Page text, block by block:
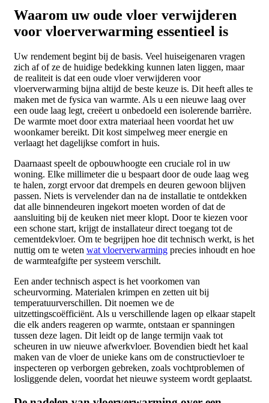
Waarom uw oude vloer verwijderen
voor vloerverwarming essentieel is
Uw rendement begint bij de basis. Veel huiseigenaren vragen
zich af of ze de huidige bedekking kunnen laten liggen, maar
de realiteit is dat een oude vloer verwijderen voor
vloerverwarming bijna altijd de beste keuze is. Dit heeft alles te
maken met de fysica van warmte. Als u een nieuwe laag over
een oude laag legt, creëert u onbedoeld een isolerende barrière.
De warmte moet door extra materiaal heen voordat het uw
woonkamer bereikt. Dit kost simpelweg meer energie en
verlaagt het dagelijkse comfort in huis.
Daarnaast speelt de opbouwhoogte een cruciale rol in uw
woning. Elke millimeter die u bespaart door de oude laag weg
te halen, zorgt ervoor dat drempels en deuren gewoon blijven
passen. Niets is vervelender dan na de installatie te ontdekken
dat alle binnendeuren ingekort moeten worden of dat de
aansluiting bij de keuken niet meer klopt. Door te kiezen voor
een schone start, krijgt de installateur direct toegang tot de
cementdekvloer. Om te begrijpen hoe dit technisch werkt, is het
nuttig om te weten wat vloerverwarming precies inhoudt en hoe
de warmteafgifte per systeem verschilt.
Een ander technisch aspect is het voorkomen van
scheurvorming. Materialen krimpen en zetten uit bij
temperatuurverschillen. Dit noemen we de
uitzettingscoëfficiënt. Als u verschillende lagen op elkaar stapelt
die elk anders reageren op warmte, ontstaan er spanningen
tussen deze lagen. Dit leidt op de lange termijn vaak tot
scheuren in uw nieuwe afwerkvloer. Bovendien biedt het kaal
maken van de vloer de unieke kans om de constructievloer te
inspecteren op verborgen gebreken, zoals vochtproblemen of
losliggende delen, voordat het nieuwe systeem wordt geplaatst.